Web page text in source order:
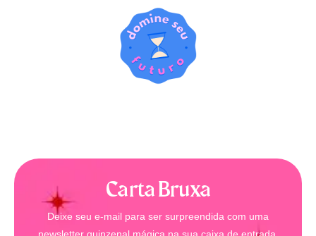
Carta Bruxa
Deixe seu e-mail para ser surpreendida com uma